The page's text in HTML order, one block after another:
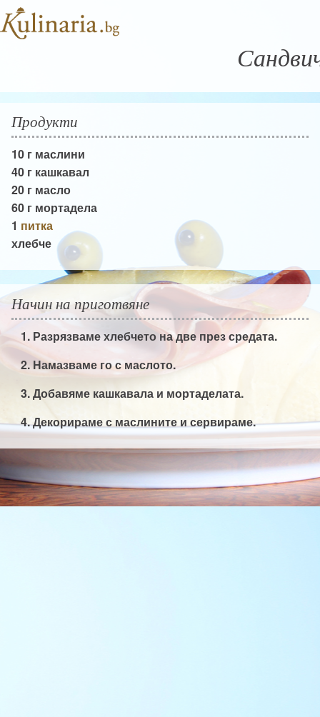
Продукти
10 г маслини
40 г кашкавал
20 г масло
60 г мортадела
1 питка
хлебче
Начин на приготвяне
Разрязваме хлебчето на две през средата.
Намазваме го с маслото.
Добавяме кашкавала и мортаделата.
Декорираме с маслините и сервираме.